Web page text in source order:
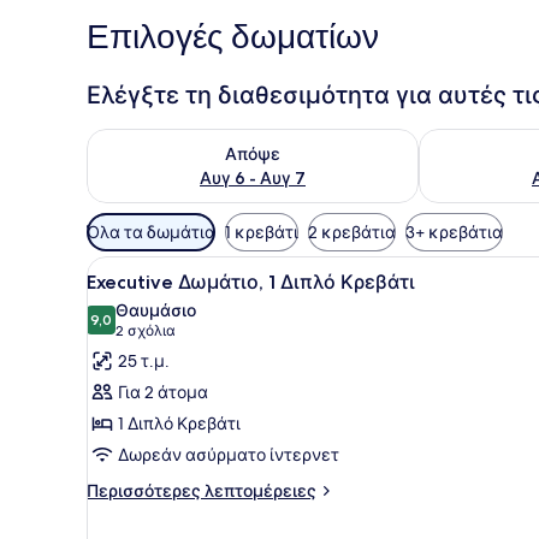
Επιλογές δωματίων
Ελέγξτε τη διαθεσιμότητα για αυτές
Απόψε
Αυγ 6 - Αυγ 7
Έλεγχος διαθεσιμότητας για απόψε Αυγ 6 - Αυγ 7
Έλεγχος
Διαθέσιμα
φίλτρα
για
τα
δωμάτια
Όλα τα δωμάτια 1 κρεβάτι 2 κρεβάτια 3+ κρεβάτια
Προβολή
όλων
των
φωτογραφιών
για
Executive
Δωμάτιο,
1
Διπλό
Ένα σύγχρονο δωμάτιο
6
Executive Δωμάτιο, 1 Διπλό Κρεβάτι
9,09,0 στα 10
Θαυμάσιο
2 σχόλια
(2
σχόλια)
25 τ.μ.
Για 2 άτομα
1 Διπλό Κρεβάτι
Δωρεάν ασύρματο ίντερνετ
Περισσότερες λεπτομέρειες
Περισσότερες